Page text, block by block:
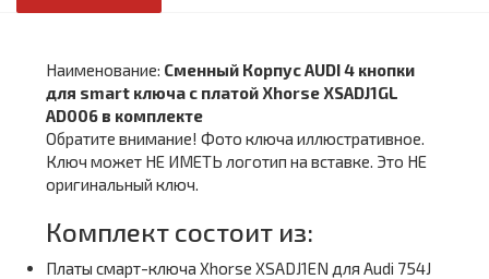
Наименование: Сменный Корпус AUDI 4 кнопки
для smart ключа с платой Xhorse XSADJ1GL
AD006 в комплекте
Обратите внимание! Фото ключа иллюстративное.
Ключ может НЕ ИМЕТЬ логотип на вставке. Это НЕ
оригинальный ключ.
Комплект состоит из:
Платы смарт-ключа Xhorse XSADJ1EN для Audi 754J